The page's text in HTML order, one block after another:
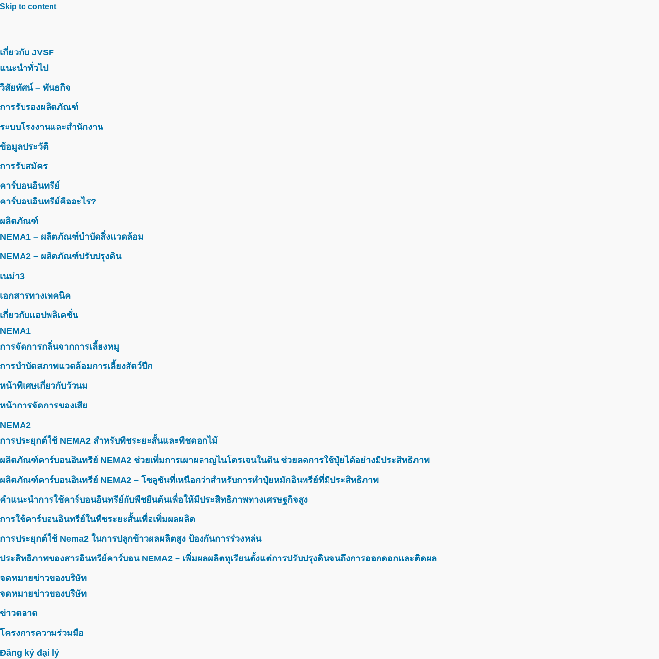
Skip to content
เกี่ยวกับ JVSF
แนะนำทั่วไป
วิสัยทัศน์ – พันธกิจ
การรับรองผลิตภัณฑ์
ระบบโรงงานและสำนักงาน
ข้อมูลประวัติ
การรับสมัคร
คาร์บอนอินทรีย์
คาร์บอนอินทรีย์คืออะไร?
ผลิตภัณฑ์
NEMA1 – ผลิตภัณฑ์บำบัดสิ่งแวดล้อม
NEMA2 – ผลิตภัณฑ์ปรับปรุงดิน
เนม่า3
เอกสารทางเทคนิค
เกี่ยวกับแอปพลิเคชั่น
NEMA1
การจัดการกลิ่นจากการเลี้ยงหมู
การบำบัดสภาพแวดล้อมการเลี้ยงสัตว์ปีก
หน้าพิเศษเกี่ยวกับวัวนม
หน้าการจัดการของเสีย
NEMA2
การประยุกต์ใช้ NEMA2 สำหรับพืชระยะสั้นและพืชดอกไม้
ผลิตภัณฑ์คาร์บอนอินทรีย์ NEMA2 ช่วยเพิ่มการเผาผลาญไนโตรเจนในดิน ช่วยลดการใช้ปุ๋ยได้อย่างมีประสิทธิภาพ
ผลิตภัณฑ์คาร์บอนอินทรีย์ NEMA2 – โซลูชันที่เหนือกว่าสำหรับการทำปุ๋ยหมักอินทรีย์ที่มีประสิทธิภาพ
คำแนะนำการใช้คาร์บอนอินทรีย์กับพืชยืนต้นเพื่อให้มีประสิทธิภาพทางเศรษฐกิจสูง
การใช้คาร์บอนอินทรีย์ในพืชระยะสั้นเพื่อเพิ่มผลผลิต
การประยุกต์ใช้ Nema2 ในการปลูกข้าวผลผลิตสูง ป้องกันการร่วงหล่น
ประสิทธิภาพของสารอินทรีย์คาร์บอน NEMA2 – เพิ่มผลผลิตทุเรียนตั้งแต่การปรับปรุงดินจนถึงการออกดอกและติดผล
จดหมายข่าวของบริษัท
จดหมายข่าวของบริษัท
ข่าวตลาด
โครงการความร่วมมือ
Đăng ký đại lý